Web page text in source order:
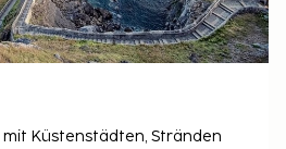
mit Küstenstädten, Stränden